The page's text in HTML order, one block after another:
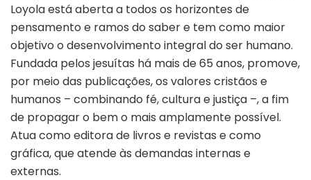
Loyola está aberta a todos os horizontes de
pensamento e ramos do saber e tem como maior
objetivo o desenvolvimento integral do ser humano.
Fundada pelos jesuítas há mais de 65 anos, promove,
por meio das publicações, os valores cristãos e
humanos – combinando fé, cultura e justiça –, a fim
de propagar o bem o mais amplamente possível.
Atua como editora de livros e revistas e como
gráfica, que atende às demandas internas e
externas.